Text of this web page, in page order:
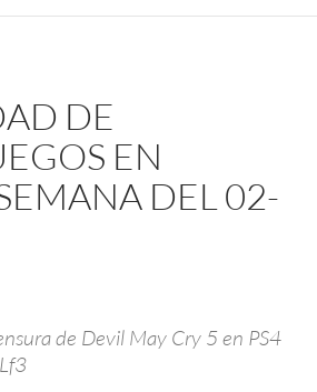
DE
EN
DEL 02-
de Devil May Cry 5 en PS4